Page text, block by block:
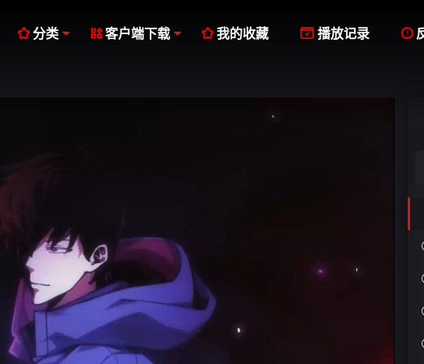
分类 客户端下载 我的收藏  播放记录 